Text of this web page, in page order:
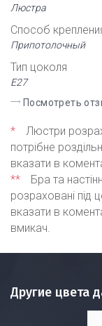
Люстра
Способ
Припотолочный
Тип цоколя
Е27
Посмотреть
*
Люстри
потрібне
вказати в
**
Бра та
розраховані під
вказати в
вмикач.
Другие цвета